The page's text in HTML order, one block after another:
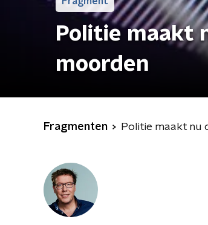
Politie maakt
moorden
Fragmenten Politie maakt nu